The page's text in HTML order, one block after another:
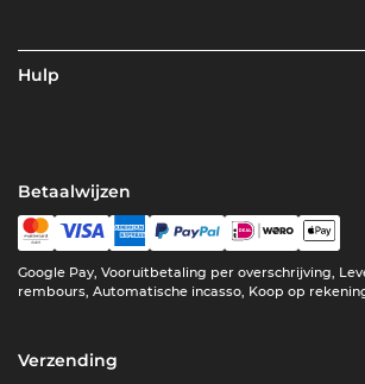
Hulp
Betaalwijzen
Google Pay, Vooruitbetaling per overschrijving,
rembours, Automatische incasso, Koop op
Verzending